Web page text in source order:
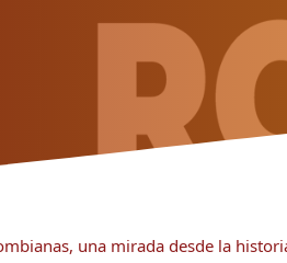
una mirada desde la